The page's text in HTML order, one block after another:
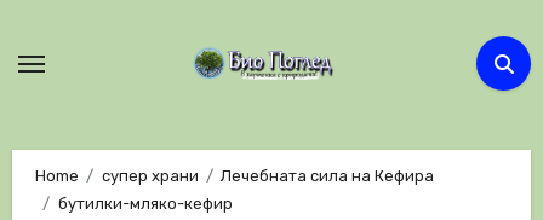
Home супер храни
Лечебната сила на Кефира
бутилки-мляко-кефир